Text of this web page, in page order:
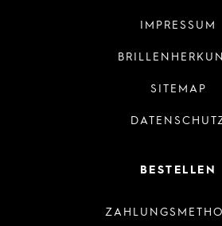
IMPRESSUM
SITEMAP
BESTELLEN